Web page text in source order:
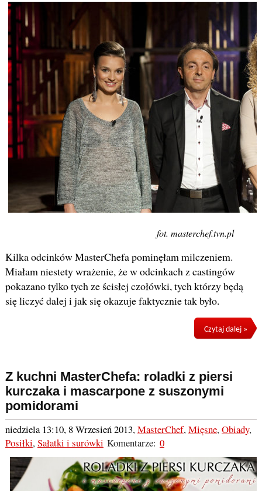
fot. masterchef.tvn.pl
Kilka odcinków MasterChefa pominęłam milczeniem.
Miałam niestety wrażenie, że w odcinkach z castingów
pokazano tylko tych ze ścisłej czołówki, tych którzy będą
się liczyć dalej i jak się okazuje faktycznie tak było.
Czytaj dalej »
Z kuchni MasterChefa: roladki z piersi
kurczaka i mascarpone z suszonymi
pomidorami
niedziela 13:10, 8 Wrzesień 2013,MasterChef,Mięsne,Obiady,
Posiłki,Sałatki i surówki Komentarze: 0